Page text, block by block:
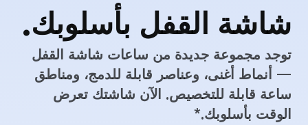
ساعة شاشة القفل
شاشة القفل بأسلوبك.
توجد مجموعة جديدة من ساعات شاشة القفل
— أنماط أغنى، وعناصر قابلة للدمج، ومناطق
ساعة قابلة للتخصيص. الآن شاشتك تعرض